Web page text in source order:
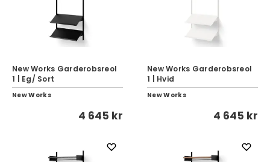
New Works Garderobsreol
1 | Eg/ Sort
New Works
4 645 kr
New Works Garderobsreol
1 | Hvid
New Works
4 645 kr